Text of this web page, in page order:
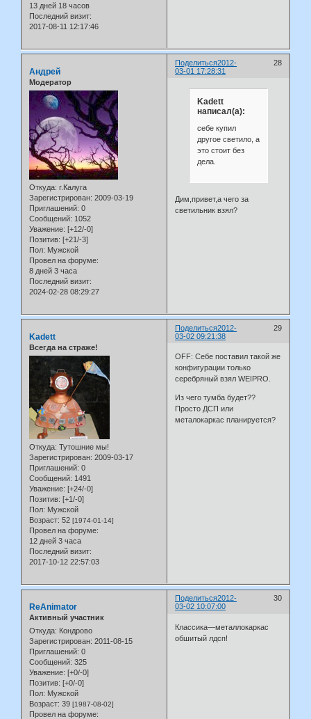
13 дней 18 часов
Последний визит:
2017-08-11 12:17:46
Поделиться 28
2012-
03-01 17:28:31
Андрей
Модератор
Откуда: г.Калуга
Зарегистрирован: 2009-03-19
Приглашений: 0
Сообщений: 1052
Уважение: [+12/-0]
Позитив: [+21/-3]
Пол: Мужской
Провел на форуме:
8 дней 3 часа
Последний визит:
2024-02-28 08:29:27
Kadett
написал(а):
себе купил
другое светило, а
это стоит без
дела.
Дим,привет,а чего за
светильник взял?
Поделиться 29
2012-
03-02 09:21:38
Kadett
Всегда на страже!
Откуда: Тутошние мы!
Зарегистрирован: 2009-03-17
Приглашений: 0
Сообщений: 1491
Уважение: [+24/-0]
Позитив: [+1/-0]
Пол: Мужской
Возраст: 52 [1974-01-14]
Провел на форуме:
12 дней 3 часа
Последний визит:
2017-10-12 22:57:03
OFF: Себе поставил такой же
конфигурации только
серебряный взял WEIPRO.
Из чего тумба будет??
Просто ДСП или
металокаркас планируется?
Поделиться 30
2012-
03-02 10:07:00
ReAnimator
Активный участник
Откуда: Кондрово
Зарегистрирован: 2011-08-15
Приглашений: 0
Сообщений: 325
Уважение: [+0/-0]
Позитив: [+0/-0]
Пол: Мужской
Возраст: 39 [1987-08-02]
Провел на форуме:
Классика—металлокаркас
обшитый лдсп!